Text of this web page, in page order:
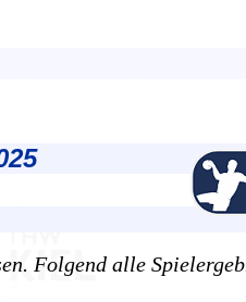
Folgend alle